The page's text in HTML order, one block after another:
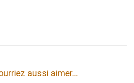
aussi aimer…